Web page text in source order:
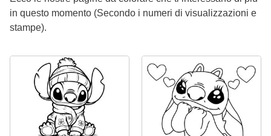
in questo momento (Secondo i numeri di visualizzazioni e
stampe).